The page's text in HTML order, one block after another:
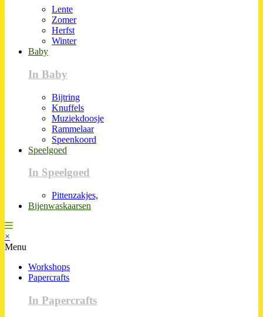
Lente
Zomer
Herfst
Winter
Baby
In Baby
Bijtring
Knuffels
Muziekdoosje
Rammelaar
Speenkoord
Speelgoed
In Speelgoed
Pittenzakjes,
Bijenwaskaarsen
×
Menu
Workshops
Papercrafts
In Papercrafts